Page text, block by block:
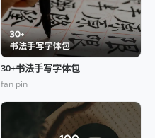
30+书法手写字体包
fan pin